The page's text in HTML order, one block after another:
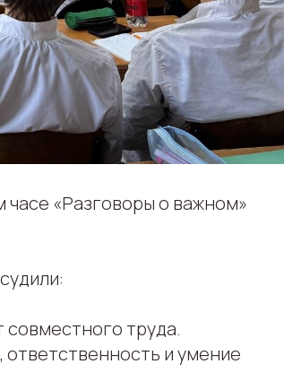
часе «Разговоры о важном»
труда.
и умение